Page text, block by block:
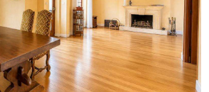
avec place de parking. Le
au gaz, l'eau chaude produite par
optique participent au confort de vie
situe dans un quartier recherché
pour son cadre résidentiel et